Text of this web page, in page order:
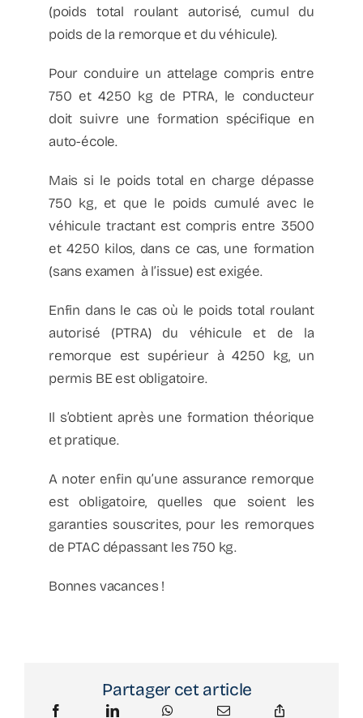
(poids total roulant autorisé, cumul du
poids de la remorque et du véhicule).
Pour conduire un attelage compris entre
750 et 4250 kg de PTRA, le conducteur
doit suivre une formation spécifique en
auto-école.
Mais si le poids total en charge dépasse
750 kg, et que le poids cumulé avec le
véhicule tractant est compris entre 3500
et 4250 kilos, dans ce cas, une formation
(sans examen à l’issue) est exigée.
Enfin dans le cas où le poids total roulant
autorisé (PTRA) du véhicule et de la
remorque est supérieur à 4250 kg, un
permis BE est obligatoire.
Il s’obtient après une formation théorique
et pratique.
A noter enfin qu’une assurance remorque
est obligatoire, quelles que soient les
garanties souscrites, pour les remorques
de PTAC dépassant les 750 kg.
Bonnes vacances !
Partager cet article